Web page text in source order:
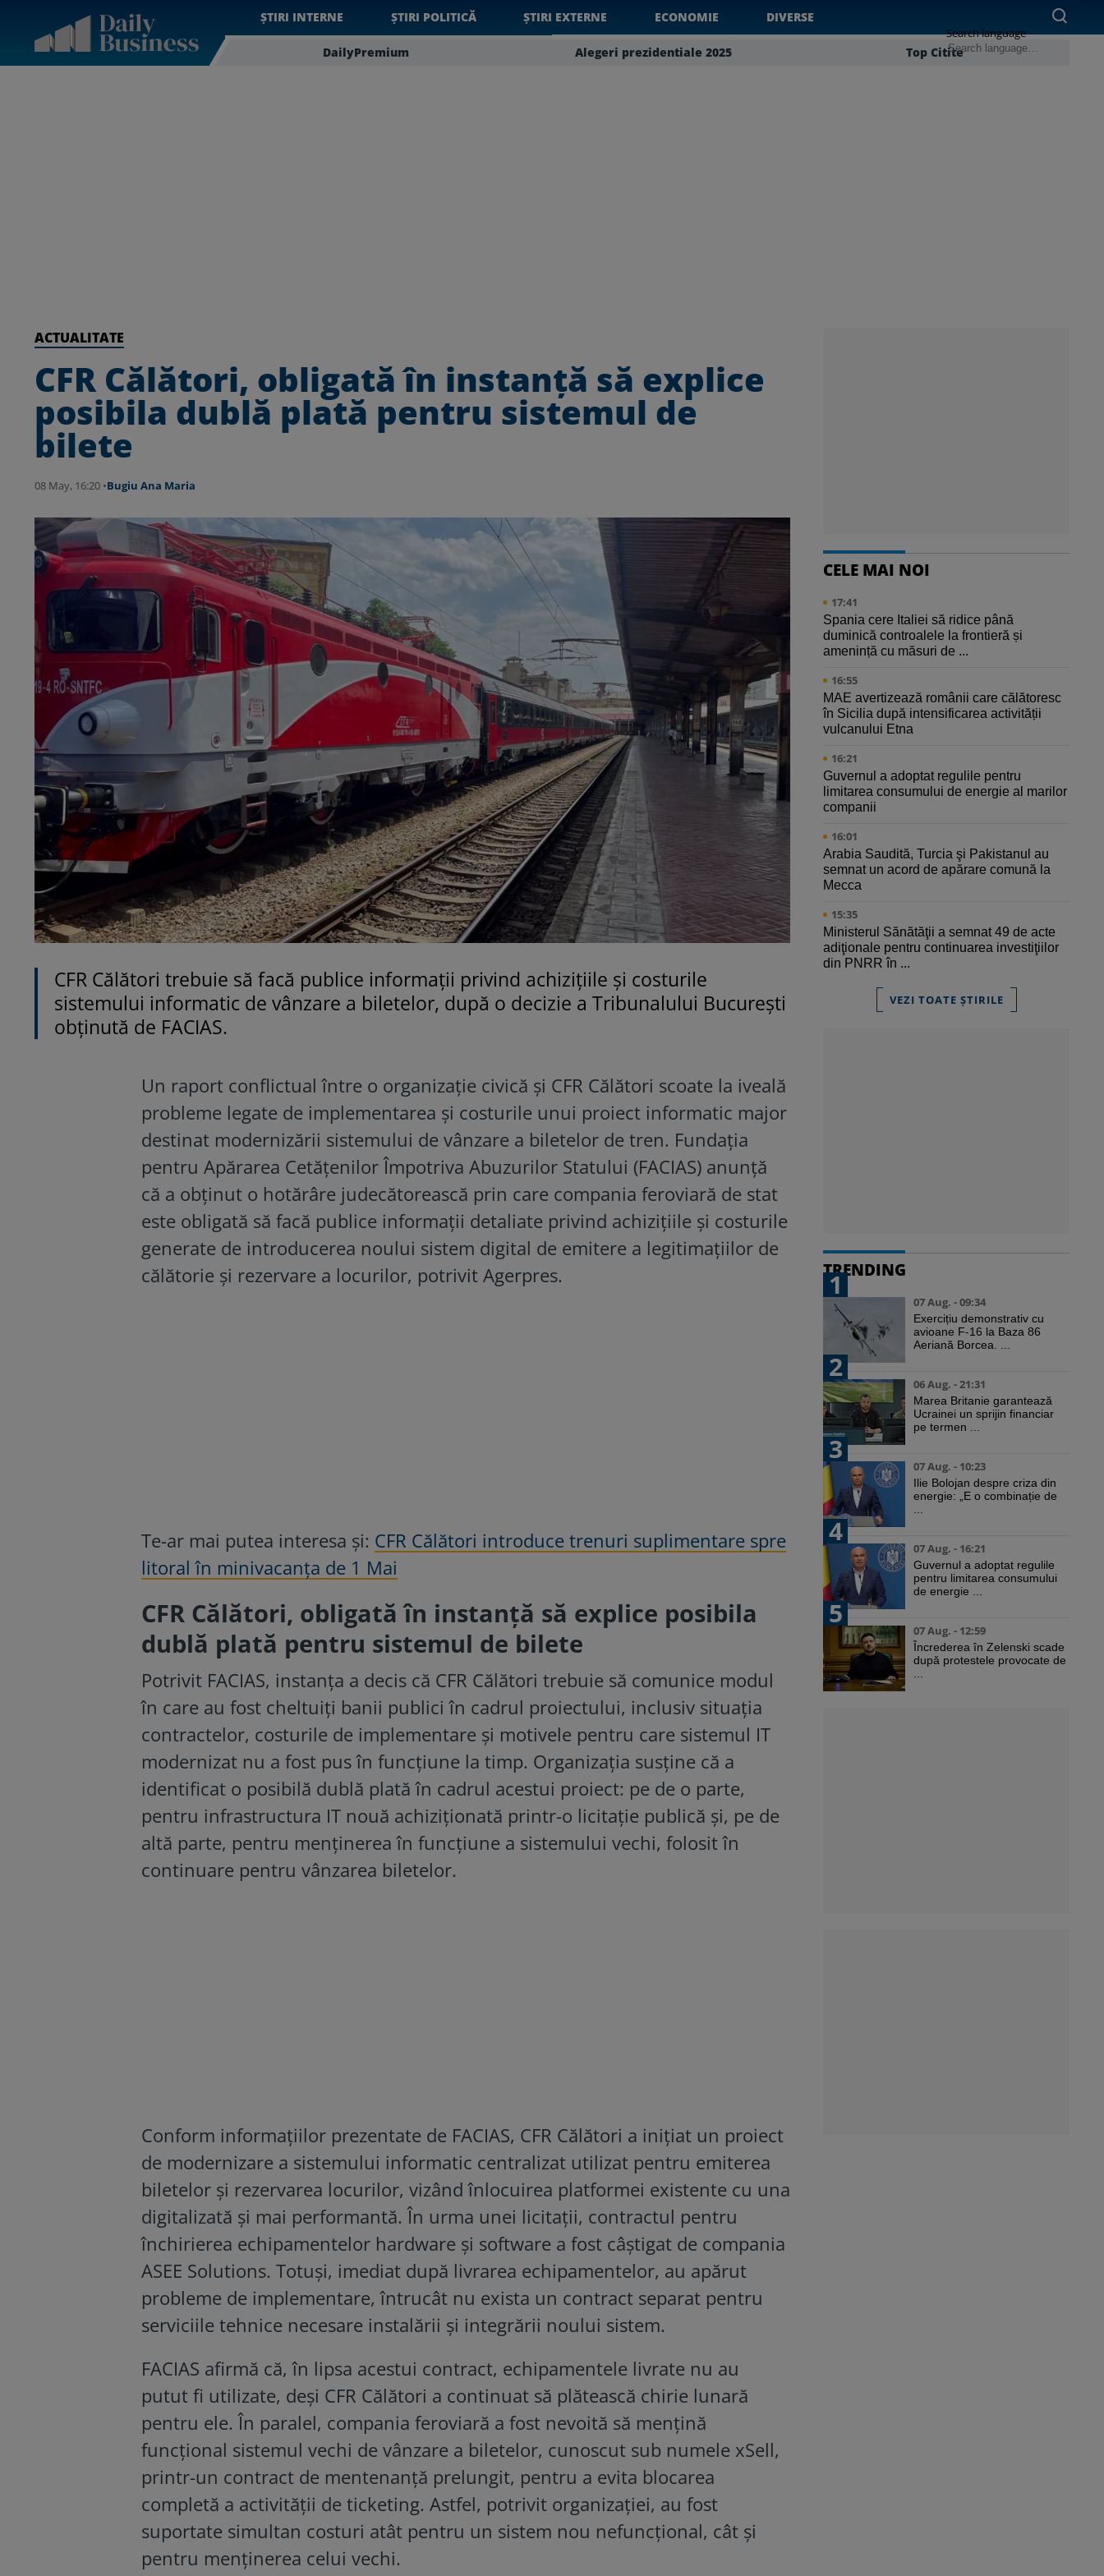
ȘTIRI INTERNE ȘTIRI POLITICĂ ȘTIRI EXTERNE ECONOMIE DIVERSE
DailyPremium Alegeri prezidentiale 2025 Top Citite
Search language
ACTUALITATE
CFR Călători, obligată în instanță să explice
posibila dublă plată pentru sistemul de
bilete
08 May, 16:20 •Bugiu ⁠Ana Maria
CFR Călători trebuie să facă publice informații privind achizițiile și costurile
sistemului informatic de vânzare a biletelor, după o decizie a Tribunalului București
obținută de FACIAS.
Un raport conflictual între o organizație civică și CFR Călători scoate la iveală
probleme legate de implementarea și costurile unui proiect informatic major
destinat modernizării sistemului de vânzare a biletelor de tren. Fundația
pentru Apărarea Cetățenilor Împotriva Abuzurilor Statului (FACIAS) anunță
că a obținut o hotărâre judecătorească prin care compania feroviară de stat
este obligată să facă publice informații detaliate privind achizițiile și costurile
generate de introducerea noului sistem digital de emitere a legitimațiilor de
călătorie și rezervare a locurilor, potrivit Agerpres.
Te-ar mai putea interesa și: CFR Călători introduce trenuri suplimentare spre
litoral în minivacanța de 1 Mai
CFR Călători, obligată în instanță să explice posibila
dublă plată pentru sistemul de bilete
Potrivit FACIAS, instanța a decis că CFR Călători trebuie să comunice modul
în care au fost cheltuiți banii publici în cadrul proiectului, inclusiv situația
contractelor, costurile de implementare și motivele pentru care sistemul IT
modernizat nu a fost pus în funcțiune la timp. Organizația susține că a
identificat o posibilă dublă plată în cadrul acestui proiect: pe de o parte,
pentru infrastructura IT nouă achiziționată printr-o licitație publică și, pe de
altă parte, pentru menținerea în funcțiune a sistemului vechi, folosit în
continuare pentru vânzarea biletelor.
Conform informațiilor prezentate de FACIAS, CFR Călători a inițiat un proiect
de modernizare a sistemului informatic centralizat utilizat pentru emiterea
biletelor și rezervarea locurilor, vizând înlocuirea platformei existente cu una
digitalizată și mai performantă. În urma unei licitații, contractul pentru
închirierea echipamentelor hardware și software a fost câștigat de compania
ASEE Solutions. Totuși, imediat după livrarea echipamentelor, au apărut
probleme de implementare, întrucât nu exista un contract separat pentru
serviciile tehnice necesare instalării și integrării noului sistem.
FACIAS afirmă că, în lipsa acestui contract, echipamentele livrate nu au
putut fi utilizate, deși CFR Călători a continuat să plătească chirie lunară
pentru ele. În paralel, compania feroviară a fost nevoită să mențină
funcțional sistemul vechi de vânzare a biletelor, cunoscut sub numele xSell,
printr-un contract de mentenanță prelungit, pentru a evita blocarea
completă a activității de ticketing. Astfel, potrivit organizației, au fost
suportate simultan costuri atât pentru un sistem nou nefuncțional, cât și
pentru menținerea celui vechi.
CELE MAI NOI
17:41
Spania cere Italiei să ridice până
duminică controalele la frontieră și
amenință cu măsuri de ...
16:55
MAE avertizează românii care călătoresc
în Sicilia după intensificarea activității
vulcanului Etna
16:21
Guvernul a adoptat regulile pentru
limitarea consumului de energie al marilor
companii
16:01
Arabia Saudită, Turcia şi Pakistanul au
semnat un acord de apărare comună la
Mecca
15:35
Ministerul Sănătăţii a semnat 49 de acte
adiţionale pentru continuarea investiţiilor
din PNRR în ...
VEZI TOATE ȘTIRILE
TRENDING
1
07 Aug. - 09:34
Exercițiu demonstrativ cu
avioane F-16 la Baza 86
Aeriană Borcea. ...
2
06 Aug. - 21:31
Marea Britanie garantează
Ucrainei un sprijin financiar
pe termen ...
3
07 Aug. - 10:23
Ilie Bolojan despre criza din
energie: „E o combinație de
4
07 Aug. - 16:21
Guvernul a adoptat regulile
pentru limitarea consumului
de energie ...
5
07 Aug. - 12:59
Încrederea în Zelenski scade
după protestele provocate de